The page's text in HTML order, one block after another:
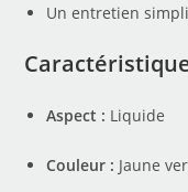
Un entretien
Aspect : Liquide
Couleur : Jaune